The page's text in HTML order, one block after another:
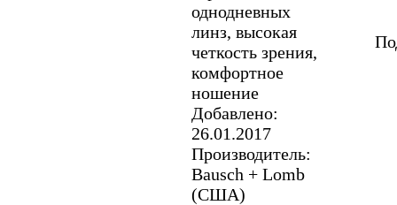
однодневных
линз, высокая
четкость зрения,
комфортное
ношение
Добавлено:
26.01.2017
Производитель:
Bausch + Lomb
(США)